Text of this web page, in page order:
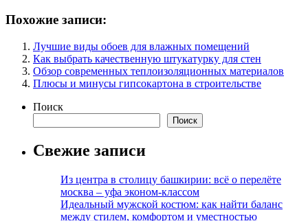
Похожие записи:
Лучшие виды обоев для влажных помещений
Как выбрать качественную штукатурку для стен
Обзор современных теплоизоляционных материалов
Плюсы и минусы гипсокартона в строительстве
Поиск
Поиск
Свежие записи
Из центра в столицу башкирии: всё о перелёте
москва – уфа эконом-классом
Идеальный мужской костюм: как найти баланс
между стилем, комфортом и уместностью